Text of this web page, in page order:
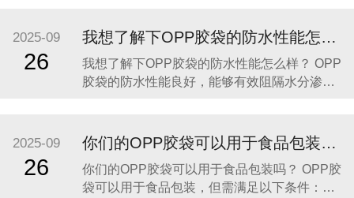
2025-09
26
我想了解下OPP胶袋的防水性能怎么样？
我想了解下OPP胶袋的防水性能怎么样？ OPP
胶袋的防水性能良好，能够有效阻隔水分渗
由聚丙烯薄膜制成，这种材料具有天然的抗水
性，水分不易渗透，能够为内装物品提供可靠
的防水保护。 实际应用表现： 防潮防水：OPP
胶袋
2025-09
26
你们的OPP胶袋可以用于食品包装吗？
你们的OPP胶袋可以用于食品包装吗？ OPP胶
袋可以用于食品包装，但需满足以下条件：